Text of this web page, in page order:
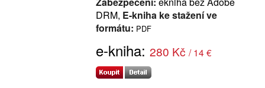
DRM, E-kniha ke stažení ve
formátu: PDF
e-kniha: 280 Kč / 14 €